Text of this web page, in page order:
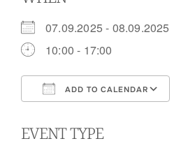
07.09.2025 - 08.09.2025
10:00 - 17:00
ADD TO CALENDAR
EVENT TYPE